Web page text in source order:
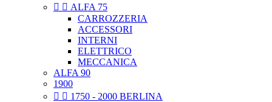
  ALFA 75
CARROZZERIA
ACCESSORI
INTERNI
ELETTRICO
MECCANICA
ALFA 90
1900
  1750 - 2000 BERLINA